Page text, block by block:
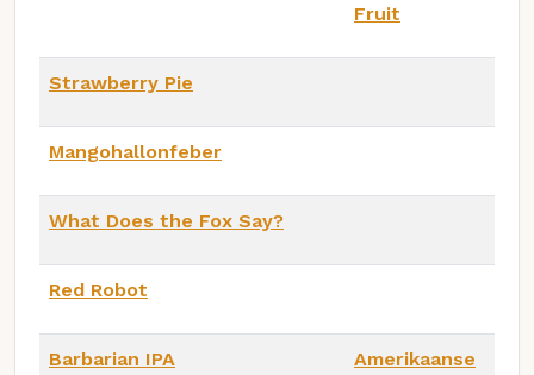
Fruit
Strawberry Pie
Mangohallonfeber
What Does the Fox Say?
Red Robot
Barbarian IPA
Amerikaanse